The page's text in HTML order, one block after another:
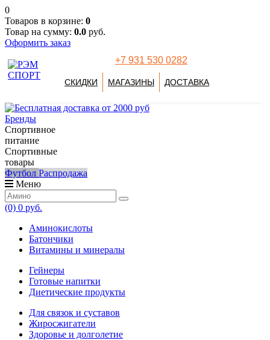
0
Товаров в корзине: 0
Товар на сумму: 0.0 руб.
Оформить заказ
+7 931 530 0282
СКИДКИ МАГАЗИНЫ ДОСТАВКА
Бренды
Спортивное
питание
Спортивные
товары
Футбол Распродажа
Меню
(0) 0 руб.
Аминокислоты
Батончики
Витамины и минералы
Гейнеры
Готовые напитки
Диетические продукты
Для связок и суставов
Жиросжигатели
Здоровье и долголетие